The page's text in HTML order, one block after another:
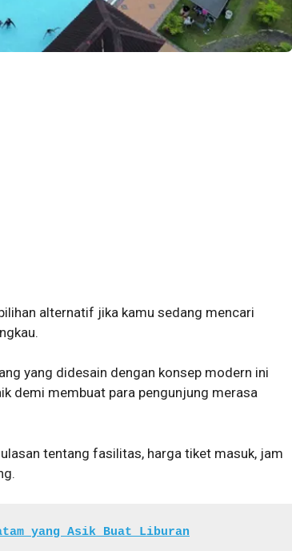
alternatif jika kamu sedang mencari
yang didesain dengan konsep modern ini
demi membuat para pengunjung merasa
tentang fasilitas, harga tiket masuk, jam
yang Asik Buat Liburan